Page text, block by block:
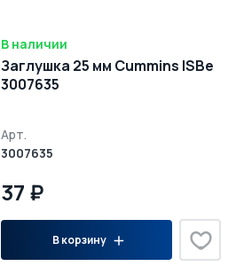
В наличии
Заглушка 25 мм Cummins ISBe
3007635
Арт.
3007635
37 ₽
В корзину